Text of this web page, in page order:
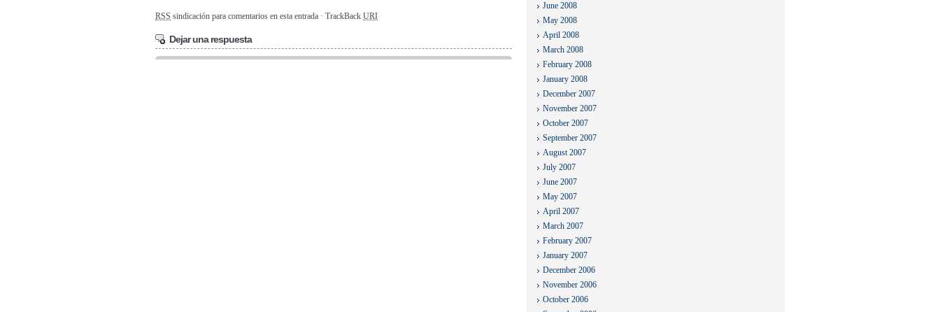
RSS sindicación para comentarios en esta entrada · TrackBack URI
Dejar una respuesta
June 2008
May 2008
April 2008
March 2008
February 2008
January 2008
December 2007
November 2007
October 2007
September 2007
August 2007
July 2007
June 2007
May 2007
April 2007
March 2007
February 2007
January 2007
December 2006
November 2006
October 2006